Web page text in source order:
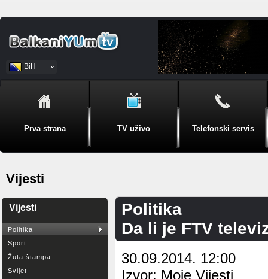
BiH
Srpski
Prva strana TV uživo Telefonski servis
Vijesti
Vijesti
Politika
Sport
Žuta štampa
Svijet
Politika
Da li je FTV
30.09.2014. 12:00
Izvor: Moje Vijesti